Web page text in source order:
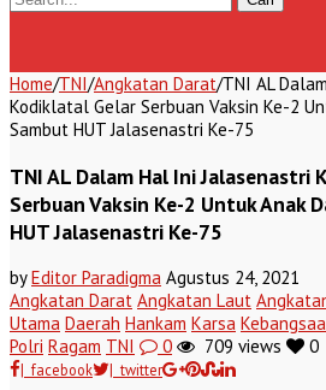
Home/TNI/Angkatan Darat/TNI AL
Kodiklatal Gelar Serbuan Vaksin Ke-2
Sambut HUT Jalasenastri Ke-75
TNI AL Dalam Hal Ini Jalasenastri
Serbuan Vaksin Ke-2 Untuk Anak
HUT Jalasenastri Ke-75
byEditor Paradigma Agustus 24, 2021
Angkatan Darat Angkatan Laut
Utama Daerah Hankam Karsa
Polri Ragam TNI 0 709 views 0
| facebook | twitter